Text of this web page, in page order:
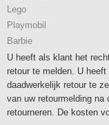
Lego
Playmobil
Barbie
U heeft als klant het
retour te melden. U
daadwerkelijk retour te
van uw retourmelding na
retourneren. De kosten